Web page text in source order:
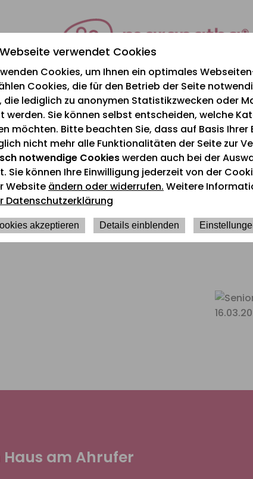
verwendet Cookies
Cookies, um Ihnen ein optimales
Cookies, die für den Betrieb der Seite
die lediglich zu anonymen Statistikzwecken oder
werden. Sie können selbst entscheiden, welche
möchten. Bitte beachten Sie, dass auf Basis Ihrer
nicht mehr alle Funktionalitäten der Seite zur
notwendige Cookieswerden auch bei der
Sie können Ihre Einwilligung jederzeit von der
Website ändern oder widerrufen. Weitere
Datenschutzerklärung
akzeptieren Details einblenden
10.03.2025 –
am Ahrufer